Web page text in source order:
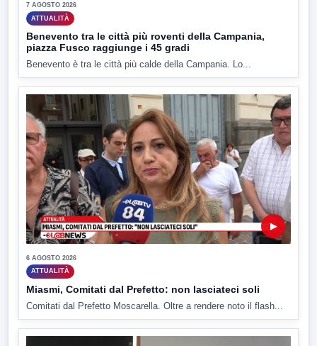
7 AGOSTO 2026
ATTUALITÀ
Benevento tra le città più roventi della Campania,
piazza Fusco raggiunge i 45 gradi
Benevento è tra le città più calde della Campania. Lo...
▶
6 AGOSTO 2026
ATTUALITÀ
Miasmi, Comitati dal Prefetto: non lasciateci soli
Comitati dal Prefetto Moscarella. Oltre a rendere noto il flash...